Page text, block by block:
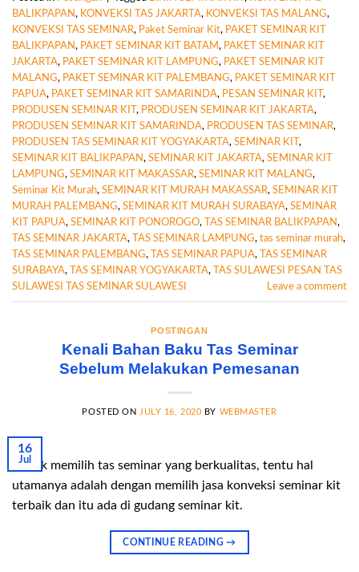
BALIKPAPAN, KONVEKSI TAS JAKARTA, KONVEKSI TAS MALANG,
KONVEKSI TAS SEMINAR, Paket Seminar Kit, PAKET SEMINAR KIT
BALIKPAPAN, PAKET SEMINAR KIT BATAM, PAKET SEMINAR KIT
JAKARTA, PAKET SEMINAR KIT LAMPUNG, PAKET SEMINAR KIT
MALANG, PAKET SEMINAR KIT PALEMBANG, PAKET SEMINAR KIT
PAPUA, PAKET SEMINAR KIT SAMARINDA, PESAN SEMINAR KIT ,
PRODUSEN SEMINAR KIT , PRODUSEN SEMINAR KIT JAKARTA,
PRODUSEN SEMINAR KIT SAMARINDA, PRODUSEN TAS SEMINAR,
PRODUSEN TAS SEMINAR KIT YOGYAKARTA, SEMINAR KIT ,
SEMINAR KIT BALIKPAPAN, SEMINAR KIT JAKARTA, SEMINAR KIT
LAMPUNG, SEMINAR KIT MAKASSAR, SEMINAR KIT MALANG,
Seminar Kit Murah, SEMINAR KIT MURAH MAKASSAR, SEMINAR KIT
MURAH PALEMBANG, SEMINAR KIT MURAH SURABAYA, SEMINAR
KIT PAPUA, SEMINAR KIT PONOROGO, TAS SEMINAR BALIKPAPAN,
TAS SEMINAR JAKARTA, TAS SEMINAR LAMPUNG, tas seminar murah,
TAS SEMINAR PALEMBANG, TAS SEMINAR PAPUA,
TAS SEMINAR
SURABAYA, TAS SEMINAR YOGYAKARTA,
TAS SULAWESI PESAN TAS
SULAWESI TAS SEMINAR SULAWESI
Leave a comment
POSTINGAN
Kenali Bahan Baku Tas Seminar
Sebelum Melakukan Pemesanan
POSTED ON JULY 16, 2020 BY WEBMASTER
16
Jul
Untuk memilih tas seminar yang berkualitas, tentu hal
utamanya adalah dengan memilih jasa konveksi seminar kit
terbaik dan itu ada di gudang seminar kit.
CONTINUE READING→